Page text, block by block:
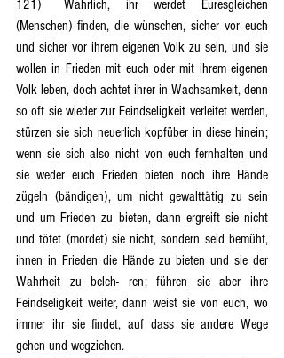
121)	Wahrlich, ihr werdet Euresgleichen
(Menschen) finden, die wünschen, sicher vor euch
und sicher vor ihrem eigenen Volk zu sein, und sie
wollen in Frieden mit euch oder mit ihrem eigenen
Volk leben, doch achtet ihrer in Wachsamkeit, denn
so oft sie wieder zur Feindseligkeit verleitet werden,
stürzen sie sich neuerlich kopfüber in diese hinein;
wenn sie sich also nicht von euch fernhalten und
sie weder euch Frieden bieten noch ihre Hände
zügeln (bändigen), um nicht gewalttätig zu sein
und um Frieden zu bieten, dann ergreift sie nicht
und tötet (mordet) sie nicht, sondern seid bemüht,
ihnen in Frieden die Hände zu bieten und sie der
Wahrheit zu beleh- ren; führen sie aber ihre
Feindseligkeit weiter, dann weist sie von euch, wo
immer ihr sie findet, auf dass sie andere Wege
gehen und wegziehen.